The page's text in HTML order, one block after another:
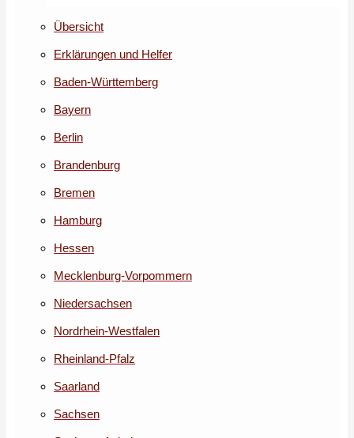
Übersicht
Erklärungen und Helfer
Baden-Württemberg
Bayern
Berlin
Brandenburg
Bremen
Hamburg
Hessen
Mecklenburg-Vorpommern
Niedersachsen
Nordrhein-Westfalen
Rheinland-Pfalz
Saarland
Sachsen